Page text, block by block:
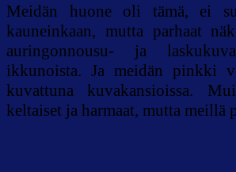
Meidän huone oli tämä, ei
kauneinkaan, mutta parhaat
auringonnousu- ja
ikkunoista. Ja meidän pinkki
kuvattuna kuvakansioissa.
keltaiset ja harmaat, mutta meillä